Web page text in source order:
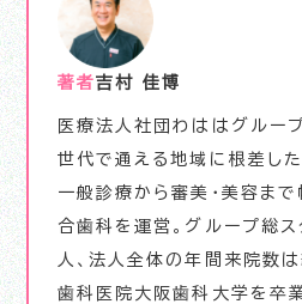
著者吉村 佳博
医療法人社団わははグルー
世代で通える地域に根差した
一般診療から審美･美容まで
合歯科を運営。グループ総
人、法人全体の年間来院数
歯科医院大阪歯科大学を卒